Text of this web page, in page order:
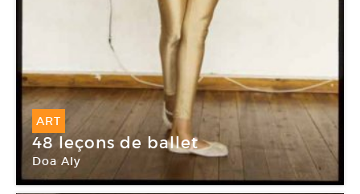
ART
48 leçons de ballet
Doa Aly